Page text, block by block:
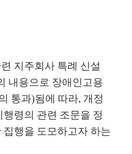
지주회사 특례 신설
내용으로 장애인고용
통과)됨에 따라, 개정
령의 관련 조문을 정
행을 도모하고자 하는